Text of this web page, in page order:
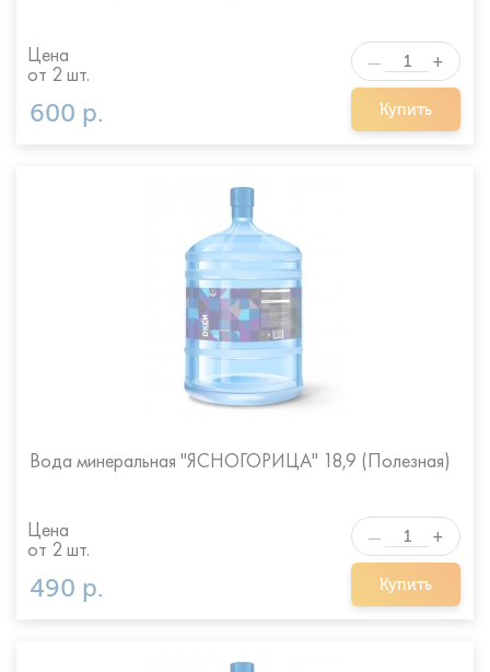
600 р. Купить
— +
Цена
от 2 шт.
Вода минеральная "ЯСНОГОРИЦА" 18,9 (Полезная)
490 р. Купить
— +
Цена
от 2 шт.